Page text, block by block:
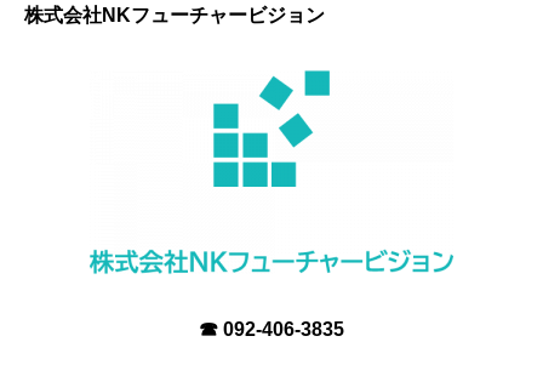
株式会社NKフューチャービジョン
☎ 092-406-3835